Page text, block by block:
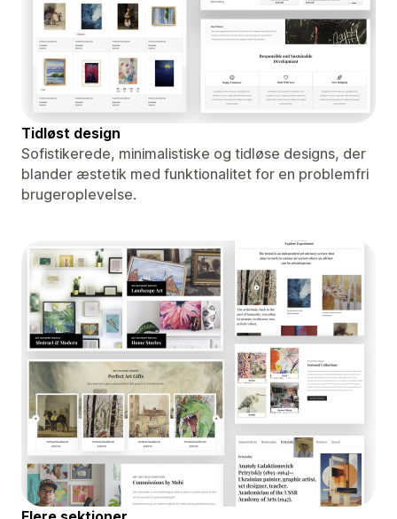
Tidløst design
Sofistikerede, minimalistiske og tidløse designs, der
blander æstetik med funktionalitet for en problemfri
brugeroplevelse.